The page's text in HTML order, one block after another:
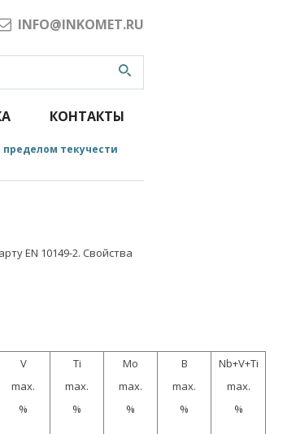
INFO@INKOMET.RU
КОНТАКТЫ
пределом текучести
EN 10149-2. Свойства
V
max.
%
Ti
max.
%
Mo
max.
%
B
max.
%
Nb+V+Ti
max.
%